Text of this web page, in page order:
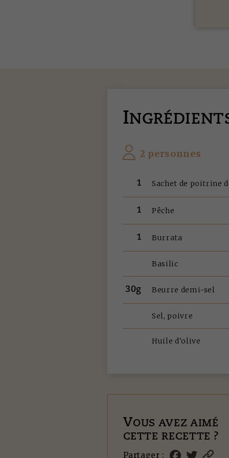
I
2 personnes
1 Sachet de poitrine
1 Pêche
1 Burrata
Basilic
30g Beurre demi-sel
Sel, poivre
Huile d'olive
VOUS AVEZ AIMÉ
CETTE RECETTE ?
Partager :